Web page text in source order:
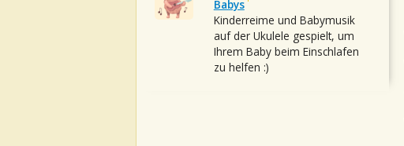
Babys
Kinderreime und Babymusik
auf der Ukulele gespielt, um
Ihrem Baby beim Einschlafen
zu helfen :)